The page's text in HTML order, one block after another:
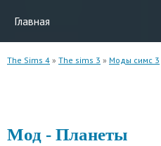
Главная
The Sims 4 » The sims 3 » Моды симс 3
Мод - Планеты